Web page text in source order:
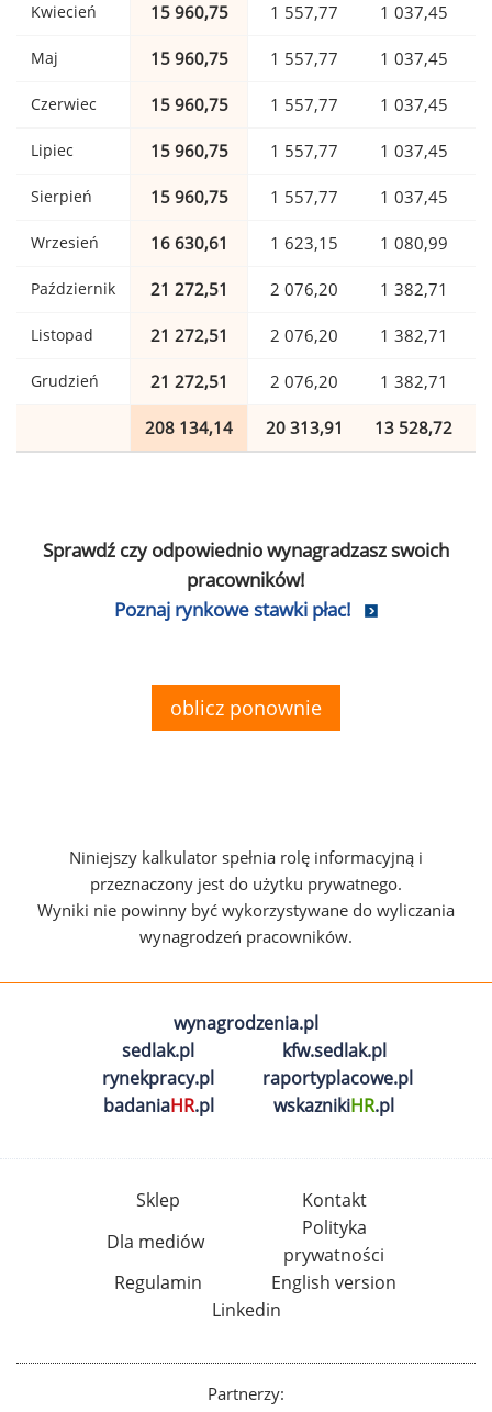
Kwiecień 15 960,75 1 557,77 1 037,45
Maj 15 960,75 1 557,77 1 037,45
Czerwiec 15 960,75 1 557,77 1 037,45
Lipiec 15 960,75 1 557,77 1 037,45
Sierpień 15 960,75 1 557,77 1 037,45
Wrzesień 16 630,61 1 623,15 1 080,99
Październik 21 272,51 2 076,20 1 382,71
Listopad 21 272,51 2 076,20 1 382,71
Grudzień 21 272,51 2 076,20 1 382,71
208 134,14 20 313,91 13 528,72
Sprawdź czy odpowiednio wynagradzasz swoich
pracowników!
Poznaj rynkowe stawki płac!
oblicz ponownie
Niniejszy kalkulator spełnia rolę informacyjną i
przeznaczony jest do użytku prywatnego.
Wyniki nie powinny być wykorzystywane do wyliczania
wynagrodzeń pracowników.
wynagrodzenia.pl
sedlak.pl
kfw.sedlak.pl
rynekpracy.pl
raportyplacowe.pl
badaniaHR.pl wskaznikiHR.pl
Sklep
Kontakt
Dla mediów
Polityka
prywatności
Regulamin
English version
Linkedin
Partnerzy: